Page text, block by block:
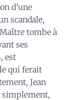
d’une
scandale,
tombe à
ses
est
qui ferait
Jean
simplement,